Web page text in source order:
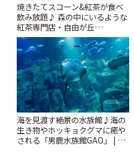
焼きたてスコーン&紅茶が食べ
飲み放題♪ 森の中にいるような
紅茶専門店・自由が丘
「YOTSUBA TEA」でのんびり
時間 | ことりっぷ
海を見渡す絶景の水族館♪海の
生き物やホッキョクグマに癒や
される「男鹿水族館GAO」 | こ